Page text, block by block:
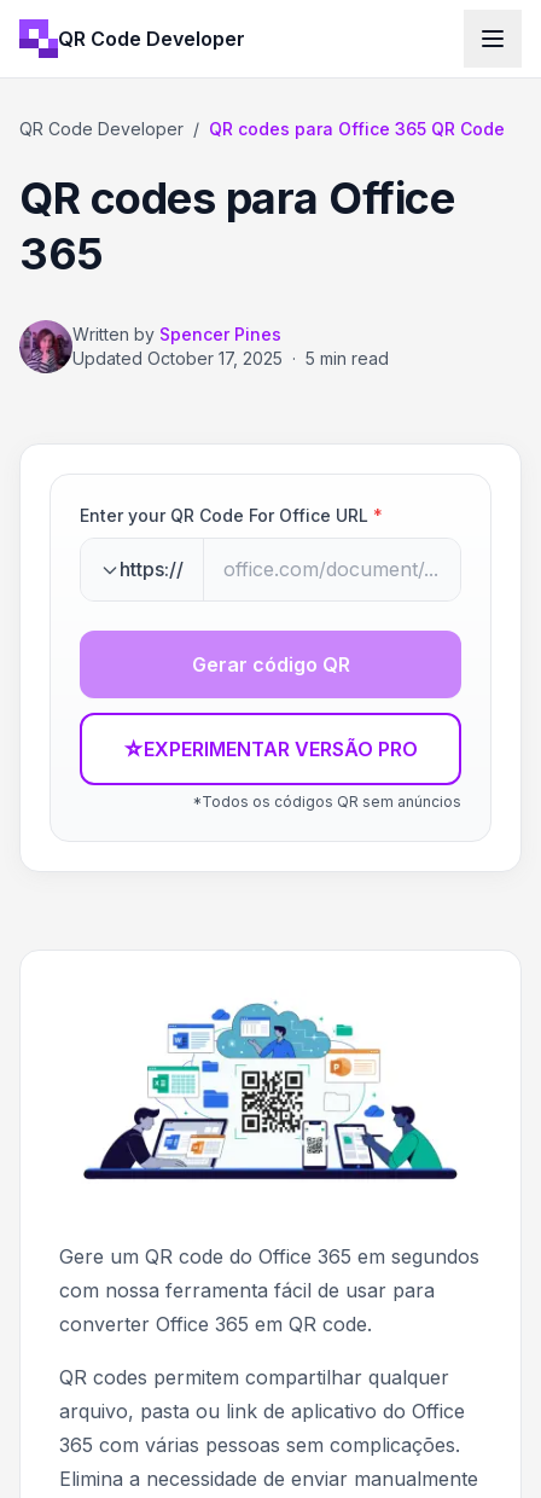
QR Code Developer
QR Code Developer / QR codes para Office 365 QR Code
QR codes para Office
365
Written by Spencer Pines
Updated October 17, 2025 · 5 min read
Enter your QR Code For Office URL *
https://
Gerar código QR
☆EXPERIMENTAR VERSÃO PRO
*Todos os códigos QR sem anúncios
Gere um QR code do Office 365 em segundos
com nossa ferramenta fácil de usar para
converter Office 365 em QR code.
QR codes permitem compartilhar qualquer
arquivo, pasta ou link de aplicativo do Office
365 com várias pessoas sem complicações.
Elimina a necessidade de enviar manualmente